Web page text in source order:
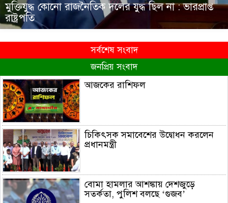
মুক্তিযুদ্ধ কোনো রাজনৈতিক দলের যুদ্ধ ছিল না : ভারপ্রাপ্ত
রাষ্ট্রপতি
সর্বশেষ সংবাদ
জনপ্রিয় সংবাদ
আজকের রাশিফল
চিকিৎসক সমাবেশের উদ্বোধন করলেন
প্রধানমন্ত্রী
বোমা হামলার আশঙ্কায় দেশজুড়ে
সতর্কতা, পুলিশ বলছে ‘গুজব’